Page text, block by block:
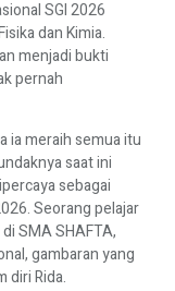
SGI 2026
dan Kimia.
menjadi bukti
pernah
ia meraih semua itu
saat ini
sebagai
Seorang pelajar
SMA SHAFTA,
gambaran yang
diri Rida.